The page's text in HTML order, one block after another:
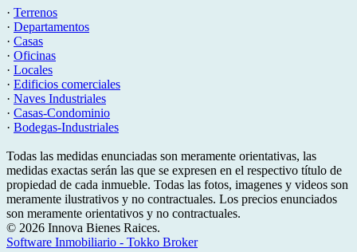
· Terrenos
· Departamentos
· Casas
· Oficinas
· Locales
· Edificios comerciales
· Naves Industriales
· Casas-Condominio
· Bodegas-Industriales
Todas las medidas enunciadas son meramente orientativas, las
medidas exactas serán las que se expresen en el respectivo título de
propiedad de cada inmueble. Todas las fotos, imagenes y videos son
meramente ilustrativos y no contractuales. Los precios enunciados
son meramente orientativos y no contractuales.
© 2026 Innova Bienes Raices.
Software Inmobiliario - Tokko Broker